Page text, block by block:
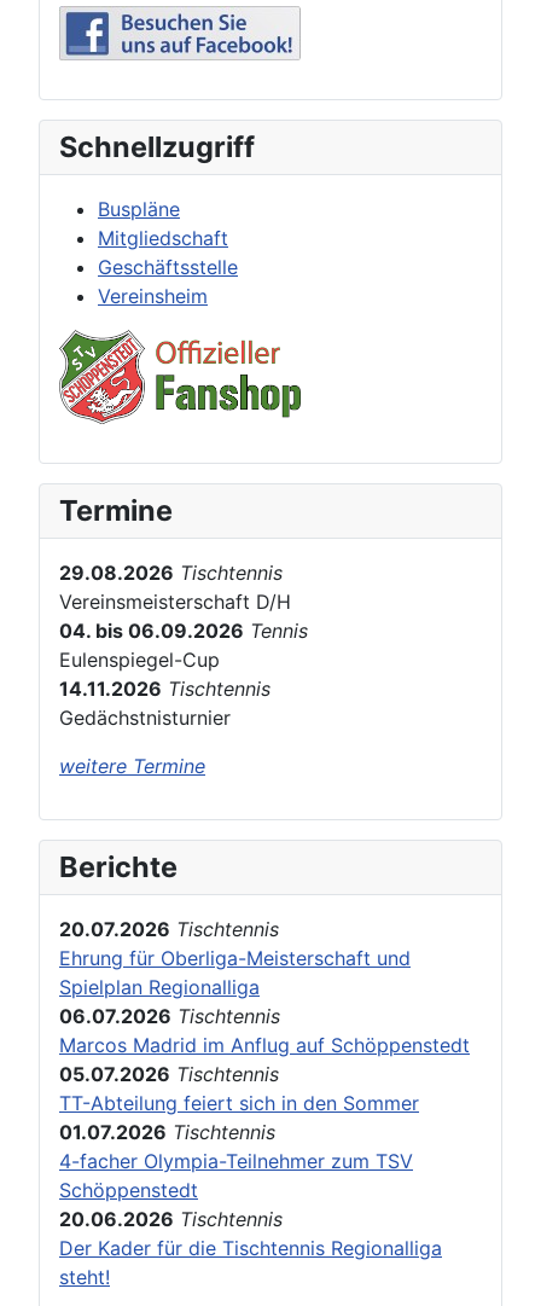
Schnellzugriff
Buspläne
Mitgliedschaft
Geschäftsstelle
Vereinsheim
Termine
29.08.2026 Tischtennis
Vereinsmeisterschaft D/H
04. bis 06.09.2026 Tennis
Eulenspiegel-Cup
14.11.2026 Tischtennis
Gedächstnisturnier
weitere Termine
Berichte
20.07.2026 Tischtennis
Ehrung für Oberliga-Meisterschaft und
Spielplan Regionalliga
06.07.2026 Tischtennis
Marcos Madrid im Anflug auf Schöppenstedt
05.07.2026 Tischtennis
TT-Abteilung feiert sich in den Sommer
01.07.2026 Tischtennis
4-facher Olympia-Teilnehmer zum TSV
Schöppenstedt
20.06.2026 Tischtennis
Der Kader für die Tischtennis Regionalliga
steht!